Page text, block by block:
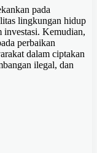
pada
lingkungan hidup
investasi. Kemudian,
perbaikan
dalam ciptakan
ilegal, dan